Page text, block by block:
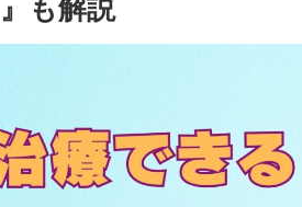
も解説